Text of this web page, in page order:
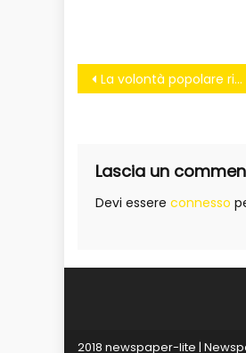
Navigazione
La volontà popolare riposa in pace
Lascia un
Devi essere connesso
2018 newspaper-lite |